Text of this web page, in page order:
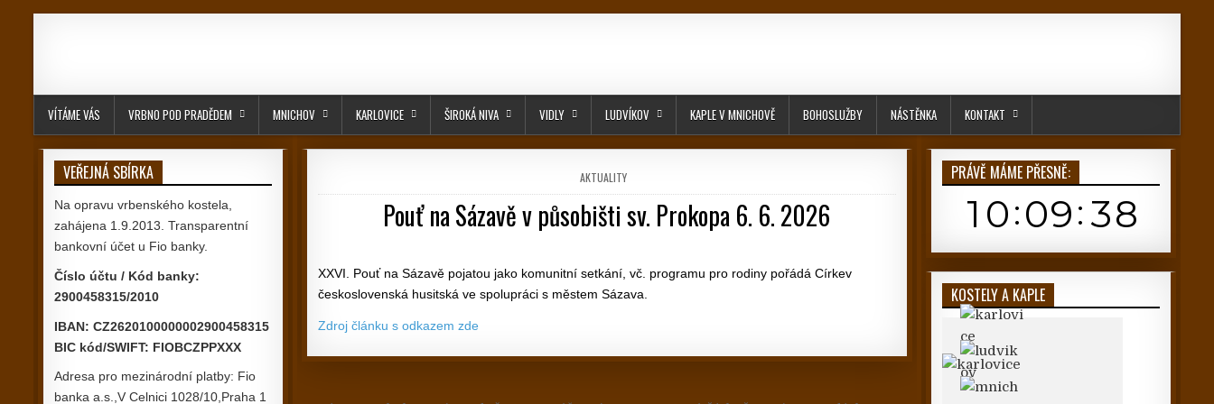
VÍTÁME VÁS VRBNO POD PRADĚDEM MNICHOV KARLOVICE ŠIROKÁ NIVA VIDLY LUDVÍKOV KAPLE V MNICHOVĚ BOHOSLUŽBY NÁSTĚNKA KONTAKT
POSTED IN
AKTUALITY
Pouť na Sázavě v působišti sv. Prokopa 6. 6. 2026
XXVI. Pouť na Sázavě pojatou jako komunitní setkání, vč. programu pro rodiny pořádá Církev
československá husitská ve spolupráci s městem Sázava.
Zdroj článku s odkazem zde
VEŘEJNÁ SBÍRKA
Na opravu vrbenského kostela,
zahájena 1.9.2013. Transparentní
bankovní účet u Fio banky.
Číslo účtu / Kód banky:
2900458315/2010
IBAN: CZ2620100000002900458315
BIC kód/SWIFT: FIOBCZPPXXX
Adresa pro mezinárodní platby: Fio
banka a.s.,V Celnici 1028/10,Praha 1
PRÁVĚ MÁME PŘESNĚ:
KOSTELY A KAPLE